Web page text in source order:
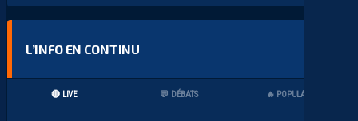
L’INFO EN CONTINU
🔴 LIVE 💬 DÉBATS 🔥 POPULAIRES